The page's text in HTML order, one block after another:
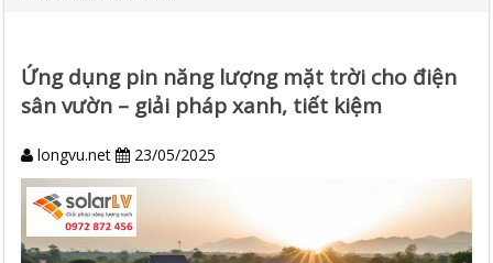
Ứng dụng pin năng lượng mặt trời cho điện
sân vườn – giải pháp xanh, tiết kiệm
longvu.net 23/05/2025